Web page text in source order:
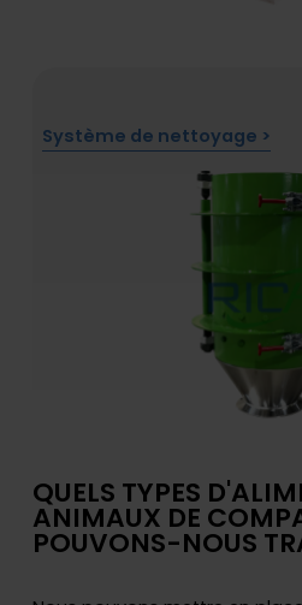
Système de nettoyage >
QUELS TYPES
ANIMAUX DE
POUVONS-NOUS